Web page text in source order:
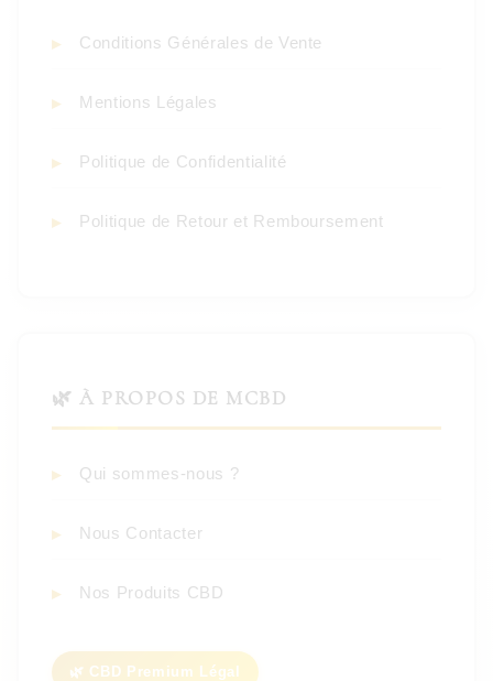
Conditions Générales de Vente
Mentions Légales
Politique de Confidentialité
Politique de Retour et Remboursement
🌿 À PROPOS DE MCBD
Qui sommes-nous ?
Nous Contacter
Nos Produits CBD
🌿 CBD Premium Légal